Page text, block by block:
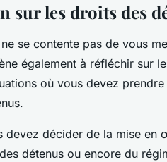
sur les droits des
se contente pas de vous
également à réfléchir sur
où vous devez
devez décider de la mise en
détenus ou encore du